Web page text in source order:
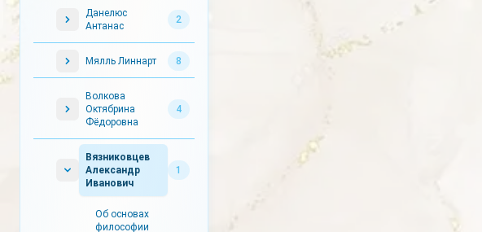
Данелюс
Антанас
2
Мялль Линнарт 8
Волкова
Октябрина
Фёдоровна
4
Вязниковцев
Александр
Иванович
1
Об основах
философии